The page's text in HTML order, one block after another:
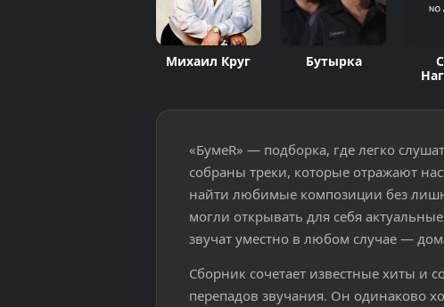
Михаил Круг Бутырка
«БумеR» — подборка, где легко
собраны треки, которые отражают
найти любимые композиции без
могли открывать для себя
звучат уместно в любом случае —
Сборник сочетает известные хиты и
перепадов звучания. Он одинаково